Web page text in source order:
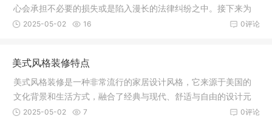
心会承担不必要的损失或是陷入漫长的法律纠纷之中。接下来为
大家介绍
0评论
2025-05-02 16
美式风格装修特点
美式风格装修是一种非常流行的家居设计风格，它来源于美国的
文化背景和生活方式，融合了经典与现代、舒适与自由的设计元
素，塑造
0评论
2025-05-02 7